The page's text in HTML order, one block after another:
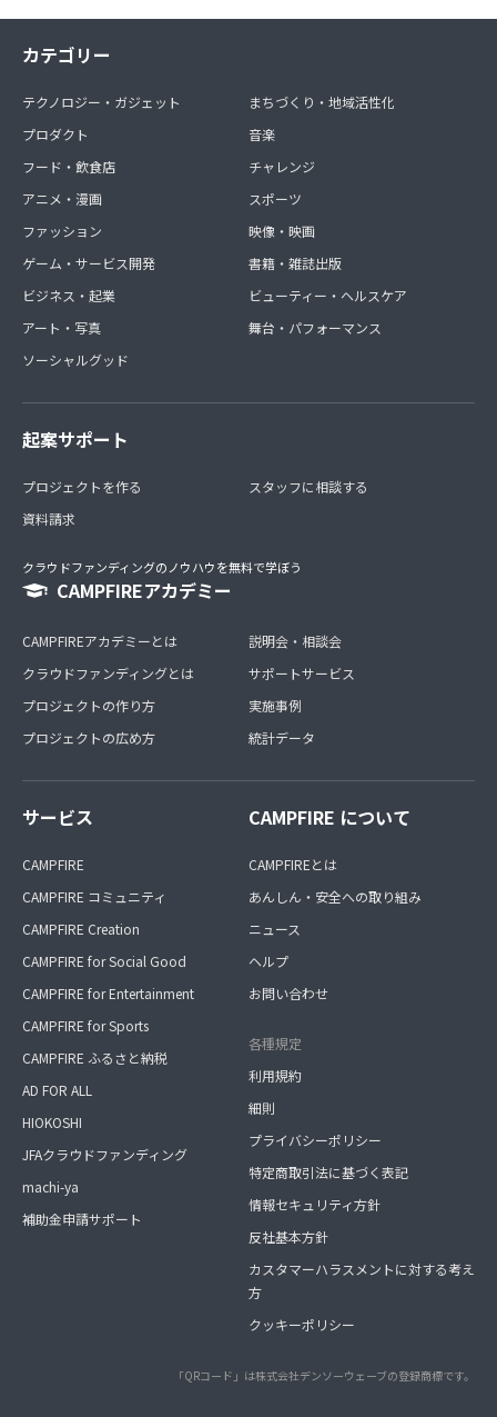
カテゴリー
テクノロジー・ガジェット
プロダクト
フード・飲食店
アニメ・漫画
ファッション
ゲーム・サービス開発
ビジネス・起業
アート・写真
ソーシャルグッド
まちづくり・地域活性化
音楽
チャレンジ
スポーツ
映像・映画
書籍・雑誌出版
ビューティー・ヘルスケア
舞台・パフォーマンス
起案サポート
プロジェクトを作る
資料請求
スタッフに相談する
クラウドファンディングのノウハウを無料で学ぼう
CAMPFIREアカデミー
CAMPFIREアカデミーとは
クラウドファンディングとは
プロジェクトの作り方
プロジェクトの広め方
説明会・相談会
サポートサービス
実施事例
統計データ
サービス
CAMPFIRE
CAMPFIRE コミュニティ
CAMPFIRE Creation
CAMPFIRE for Social Good
CAMPFIRE for Entertainment
CAMPFIRE for Sports
CAMPFIRE ふるさと納税
AD FOR ALL
HIOKOSHI
JFAクラウドファンディング
machi-ya
補助金申請サポート
CAMPFIRE について
CAMPFIREとは
あんしん・安全への取り組み
ニュース
ヘルプ
お問い合わせ
各種規定
利用規約
細則
プライバシーポリシー
特定商取引法に基づく表記
情報セキュリティ方針
反社基本方針
カスタマーハラスメントに対する考え
方
クッキーポリシー
「QRコード」は株式会社デンソーウェーブの登録商標です。